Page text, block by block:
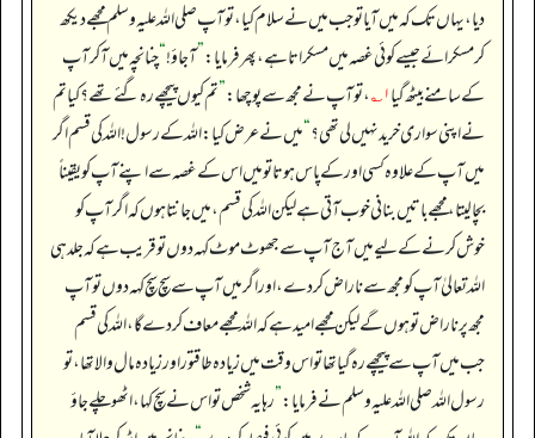
دیا، یہاں تک کہ میں آیا تو جب میں نے سلام کیا، تو آپ صلی اللہ علیہ وسلم مجھے دیکھ
کر مسکرائے جیسے کوئی غصہ میں مسکراتا ہے، پھر فرمایا:”آ جاؤ!“چنانچہ میں آ کر آپ
کے سامنے بیٹھ گیا۱؎ ، تو آپ نے مجھ سے پوچھا:”تم کیوں پیچھے رہ گئے تھے؟ کیا تم
نے اپنی سواری خرید نہیں لی تھی؟“میں نے عرض کیا: اللہ کے رسول! اللہ کی قسم اگر
میں آپ کے علاوہ کسی اور کے پاس ہوتا تو میں اس کے غصہ سے اپنے آپ کو یقیناً
بچا لیتا، مجھے باتیں بنانی خوب آتی ہے لیکن اللہ کی قسم، میں جانتا ہوں کہ اگر آپ کو
خوش کرنے کے لیے میں آج آپ سے جھوٹ موٹ کہہ دوں تو قریب ہے کہ جلد ہی
اللہ تعالیٰ آپ کو مجھ سے ناراض کر دے، اور اگر میں آپ سے سچ سچ کہہ دوں تو آپ
مجھ پر ناراض تو ہوں گے لیکن مجھے امید ہے کہ اللہ مجھے معاف کر دے گا، اللہ کی قسم
جب میں آپ سے پیچھے رہ گیا تھا تو اس وقت میں زیادہ طاقتور اور زیادہ مال والا تھا، تو
رسول اللہ صلی اللہ علیہ وسلم نے فرمایا:”رہا یہ شخص تو اس نے سچ کہا، اٹھو چلے جاؤ